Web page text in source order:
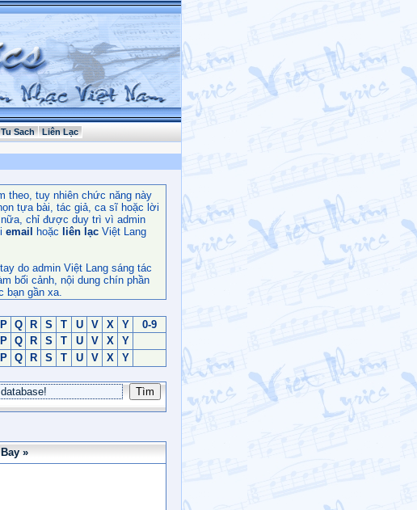
Tu Sach Liên Lạc
theo, tuy nhiên chức năng này
tựa bài, tác giả, ca sĩ hoặc lời
nữa, chỉ được duy trì vì admin
email hoặc liên lạc Việt Lang
do admin Việt Lang sáng tác
bối cảnh, nội dung chín phần
bạn gần xa.
P Q R S T U V X Y
0-9
P Q R S T U V X
Y
P Q R S T U V X Y
»